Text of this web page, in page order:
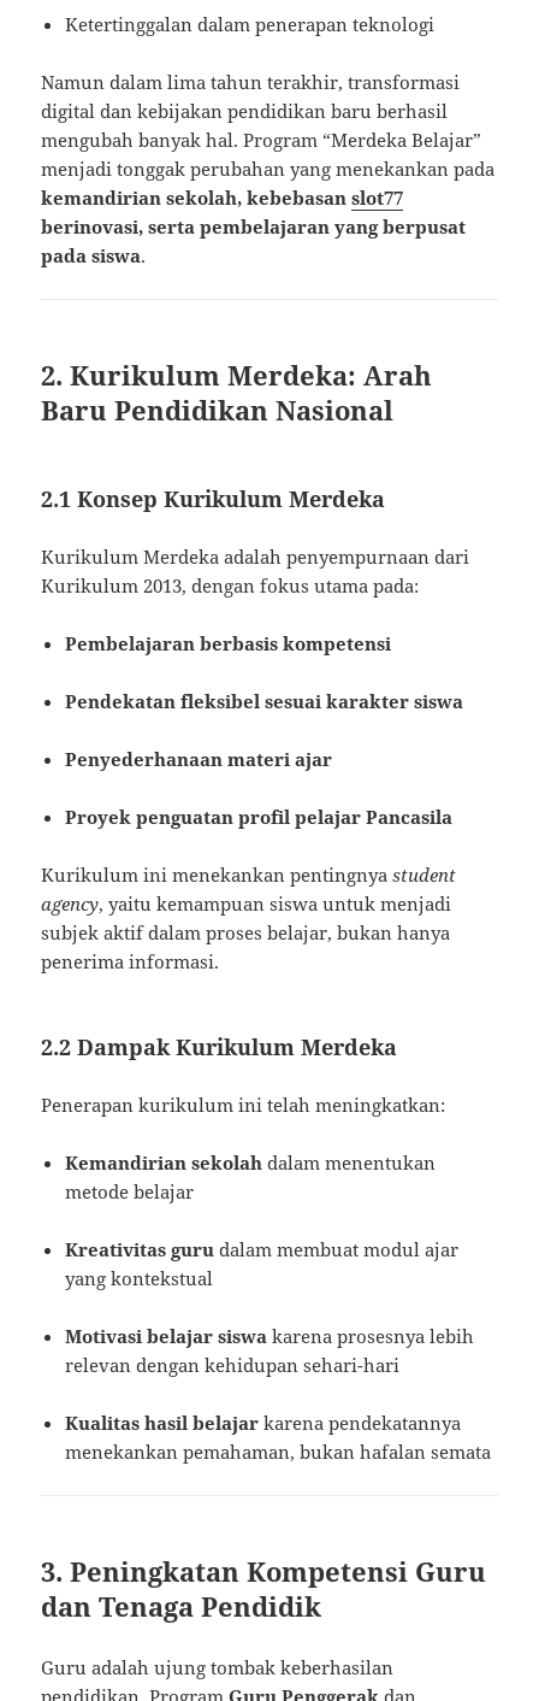
Ketertinggalan dalam penerapan teknologi
Namun dalam lima tahun terakhir, transformasi
digital dan kebijakan pendidikan baru berhasil
mengubah banyak hal. Program “Merdeka Belajar”
menjadi tonggak perubahan yang menekankan pada
kemandirian sekolah, kebebasanslot77
berinovasi, serta pembelajaran yang berpusat
pada siswa.
2. Kurikulum Merdeka: Arah
Baru Pendidikan Nasional
2.1 Konsep Kurikulum Merdeka
Kurikulum Merdeka adalah penyempurnaan dari
Kurikulum 2013, dengan fokus utama pada:
Pembelajaran berbasis kompetensi
Pendekatan fleksibel sesuai karakter siswa
Penyederhanaan materi ajar
Proyek penguatan profil pelajar Pancasila
Kurikulum ini menekankan pentingnyastudent
agency, yaitu kemampuan siswa untuk menjadi
subjek aktif dalam proses belajar, bukan hanya
penerima informasi.
2.2 Dampak Kurikulum Merdeka
Penerapan kurikulum ini telah meningkatkan:
Kemandirian sekolah dalam menentukan
metode belajar
Kreativitas guru dalam membuat modul ajar
yang kontekstual
Motivasi belajar siswa karena prosesnya lebih
relevan dengan kehidupan sehari-hari
Kualitas hasil belajar karena pendekatannya
menekankan pemahaman, bukan hafalan semata
3. Peningkatan Kompetensi Guru
dan Tenaga Pendidik
Guru adalah ujung tombak keberhasilan
pendidikan. ProgramGuru Penggerak dan